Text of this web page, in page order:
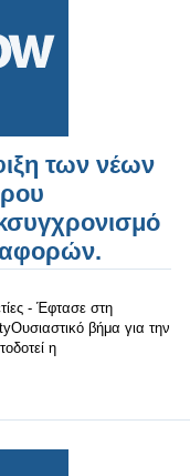
των νέων
- Έφτασε στη
βήμα για την
η